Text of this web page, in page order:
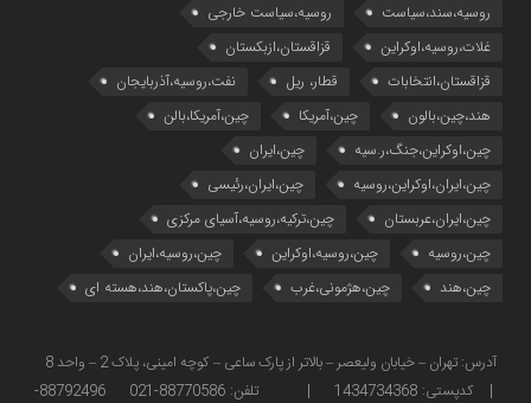
روسیه،سند،سیاست
روسیه،سیاست خارجی
غلات،روسیه،اوکراین
قزاقستان،ازبکستان
قزاقستان،انتخابات
قطار، ریل
نفت،روسیه،آذربایجان
هند،چین،بالون
چین،آمریکا
چین،آمریکا،بالن
چین،اوکراین،جنگ،ر.سیه
چین،ایران
چین،ایران،اوکراین،روسیه
چین،ایران،رئیسی
چین،ایران،عربستان
چین،ترکیه،روسیه،آسیای مرکزی
چین،روسیه
چین،روسیه،اوکراین
چین،روسیه،ایران
چین،هند
چین،هژمونی،غرب چین،پاکستان،هند،هسته ای
| کدپستی: 1434734368 | تلفن: 88770586-021 88792496-